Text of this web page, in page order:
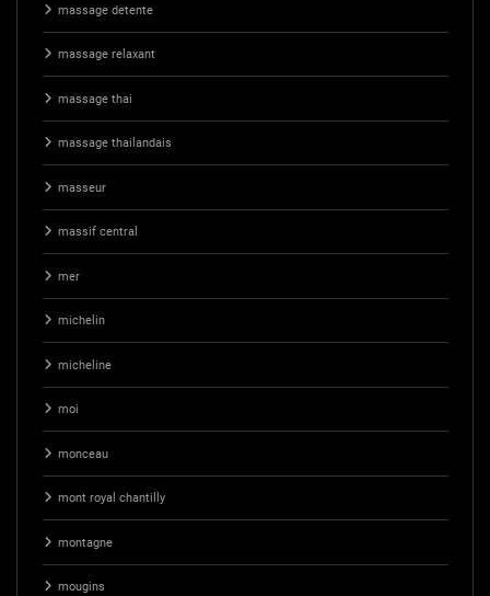
massage detente
massage relaxant
massage thai
massage thailandais
masseur
massif central
mer
michelin
micheline
moi
monceau
mont royal chantilly
montagne
mougins